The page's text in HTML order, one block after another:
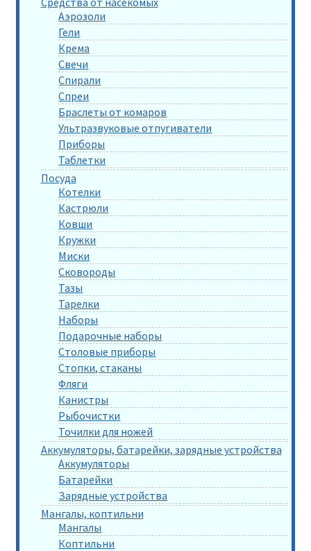
Аэрозоли
Гели
Крема
Свечи
Спирали
Спреи
Браслеты от комаров
Ультразвуковые отпугиватели
Приборы
Таблетки
Посуда
Котелки
Кастрюли
Ковши
Кружки
Миски
Сковороды
Тазы
Тарелки
Наборы
Подарочные наборы
Столовые приборы
Стопки, стаканы
Фляги
Канистры
Рыбочистки
Точилки для ножей
Аккумуляторы, батарейки, зарядные устройства
Аккумуляторы
Батарейки
Зарядные устройства
Мангалы, коптильни
Мангалы
Коптильни